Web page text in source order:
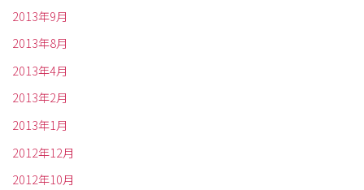
2013年9月
2013年8月
2013年4月
2013年2月
2013年1月
2012年12月
2012年10月